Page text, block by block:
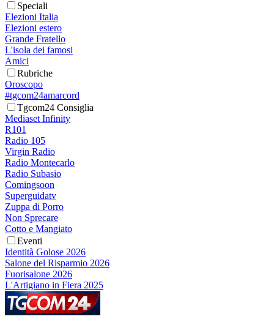
Speciali
Elezioni Italia
Elezioni estero
Grande Fratello
L'isola dei famosi
Amici
Rubriche
Oroscopo
#tgcom24amarcord
Tgcom24 Consiglia
Mediaset Infinity
R101
Radio 105
Virgin Radio
Radio Montecarlo
Radio Subasio
Comingsoon
Superguidatv
Zuppa di Porro
Non Sprecare
Cotto e Mangiato
Eventi
Identità Golose 2026
Salone del Risparmio 2026
Fuorisalone 2026
L'Artigiano in Fiera 2025